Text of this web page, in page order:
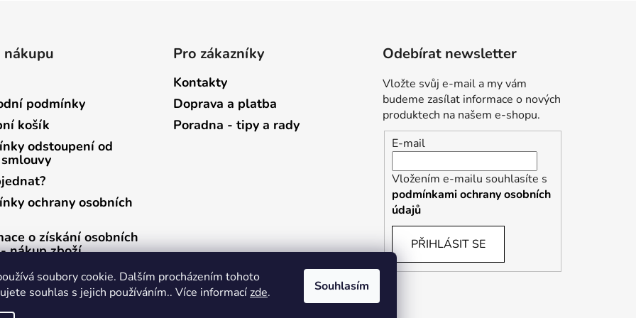
soubory cookie. Dalším procházením tohoto
souhlas s jejich používáním.. Více informacízde. Souhlasím
nákupu
podmínky
košík
odstoupení od
ochrany osobních
o získání osobních
nákup zboží
o získání osobních
zasílání newsletterů
Pro zákazníky
Kontakty
Doprava a platba
Poradna - tipy a rady
Odebírat newsletter
Vložte svůj e-mail a my vám
budeme zasílat informace o nových
produktech na našem e-shopu.
E-mail
Vložením e-mailu souhlasíte s
podmínkami ochrany osobních
údajů
PŘIHLÁSIT SE